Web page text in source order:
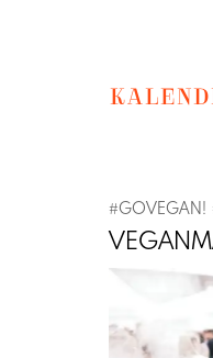
#GOVEGAN!